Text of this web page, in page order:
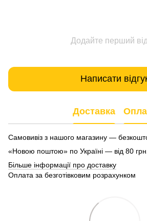
Додайте перший
Написати
Доставка
Самовивіз з нашого магазину —
«Новою поштою» по Україні — від 80 грн.
Більше інформації про доставку
Оплата за безготівковим розрахунком